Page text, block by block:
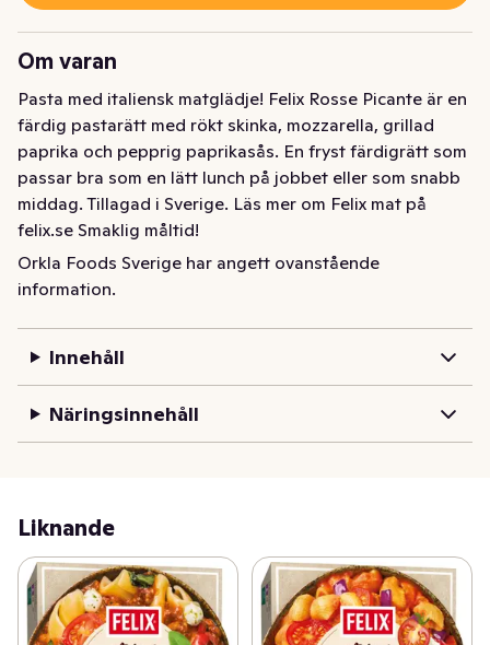
Om varan
Pasta med italiensk matglädje! Felix Rosse Picante är en
färdig pastarätt med rökt skinka, mozzarella, grillad
paprika och pepprig paprikasås. En fryst färdigrätt som
passar bra som en lätt lunch på jobbet eller som snabb
middag. Tillagad i Sverige. Läs mer om Felix mat på
felix.se Smaklig måltid!
Pasta med italiensk matglädje!
paprikasås. En fryst färdigrätt som passar bra som en
Tillagad i Sverige. Läs mer om Felix mat på felix.se
Orkla Foods Sverige har angett ovanstående
information.
Innehåll
Näringsinnehåll
Liknande